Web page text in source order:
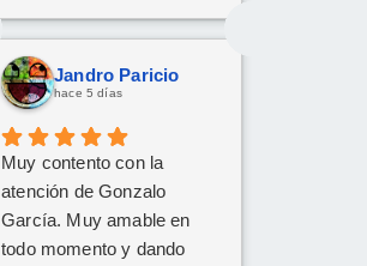
Jandro Paricio
hace 5 días
Muy contento con la
atención de Gonzalo
García. Muy amable en
todo momento y dando